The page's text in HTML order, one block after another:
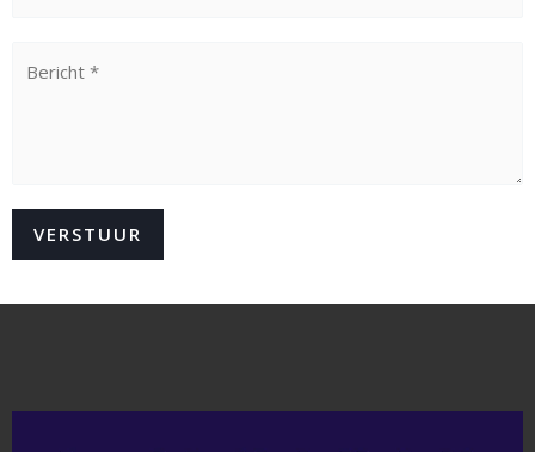
VERSTUUR